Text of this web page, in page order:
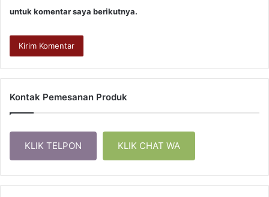
untuk komentar saya berikutnya.
Kontak Pemesanan Produk
KLIK TELPON KLIK CHAT WA